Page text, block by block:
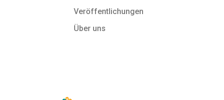
Veröffentlichungen
Über uns